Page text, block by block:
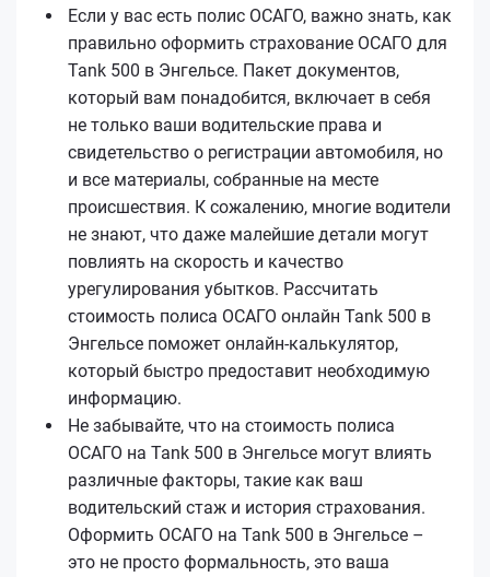
Если у вас есть полис ОСАГО, важно знать, как
правильно оформить страхование ОСАГО для
Tank 500 в Энгельсе. Пакет документов,
который вам понадобится, включает в себя
не только ваши водительские права и
свидетельство о регистрации автомобиля, но
и все материалы, собранные на месте
происшествия. К сожалению, многие водители
не знают, что даже малейшие детали могут
повлиять на скорость и качество
урегулирования убытков. Рассчитать
стоимость полиса ОСАГО онлайн Tank 500 в
Энгельсе поможет онлайн-калькулятор,
который быстро предоставит необходимую
информацию.
Не забывайте, что на стоимость полиса
ОСАГО на Tank 500 в Энгельсе могут влиять
различные факторы, такие как ваш
водительский стаж и история страхования.
Оформить ОСАГО на Tank 500 в Энгельсе –
это не просто формальность, это ваша